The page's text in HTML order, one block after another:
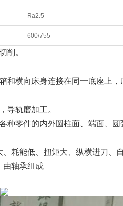
Ra2.5
600/755
削。
和横向床身连接在同一底座上
导轨磨加工。
种零件的内外圆柱面、端面、
耗能低、扭矩大、纵横进刀、
由轴承组成